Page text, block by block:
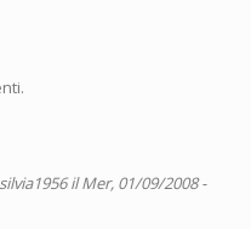
silvia1956il Mer, 01/09/2008 -